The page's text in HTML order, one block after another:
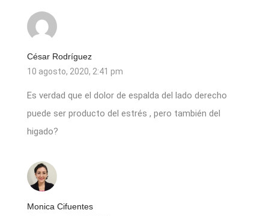
César Rodríguez
10 agosto, 2020, 2:41 pm
Es verdad que el dolor de espalda del lado derecho
puede ser producto del estrés , pero también del
higado?
Monica Cifuentes